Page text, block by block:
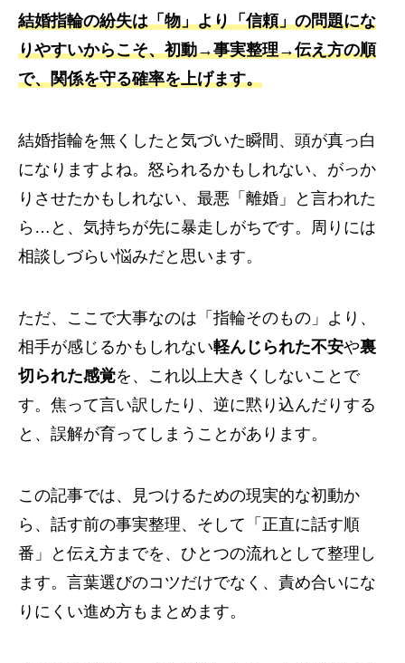
結婚指輪の紛失は「物」より「信頼」の問題にな
りやすいからこそ、初動→事実整理→伝え方の順
で、関係を守る確率を上げます。
結婚指輪を無くしたと気づいた瞬間、頭が真っ白
になりますよね。怒られるかもしれない、がっか
りさせたかもしれない、最悪「離婚」と言われた
ら…と、気持ちが先に暴走しがちです。周りには
相談しづらい悩みだと思います。
ただ、ここで大事なのは「指輪そのもの」より、
相手が感じるかもしれない軽んじられた不安や裏
切られた感覚を、これ以上大きくしないことで
す。焦って言い訳したり、逆に黙り込んだりする
と、誤解が育ってしまうことがあります。
この記事では、見つけるための現実的な初動か
ら、話す前の事実整理、そして「正直に話す順
番」と伝え方までを、ひとつの流れとして整理し
ます。言葉選びのコツだけでなく、責め合いにな
りにくい進め方もまとめます。